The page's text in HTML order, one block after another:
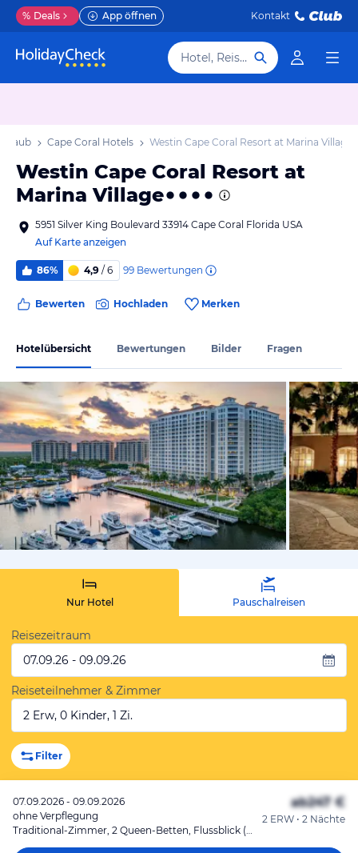
% Deals App öffnen Kontakt
Hotel, Reiseziel
Cape Coral Hotels Westin Cape Coral Resort at Marina Village
Westin Cape Coral Resort at
Marina Village
5951 Silver King Boulevard 33914 Cape Coral Florida USA
Auf Karte anzeigen
86% 4,9 / 6 99 Bewertungen
Bewerten Hochladen Merken
Hotelübersicht Bewertungen Bilder Fragen
von
Nur Hotel Pauschalreisen
Reisezeitraum
07.09.26 - 09.09.26
Reiseteilnehmer & Zimmer
2 Erw, 0 Kinder, 1 Zi.
Filter
07.09.2026 - 09.09.2026
ohne Verpflegung
Traditional-Zimmer, 2 Queen-Betten, Flussblick (Balcony)
ab247 €
2 ERW • 2 Nächte